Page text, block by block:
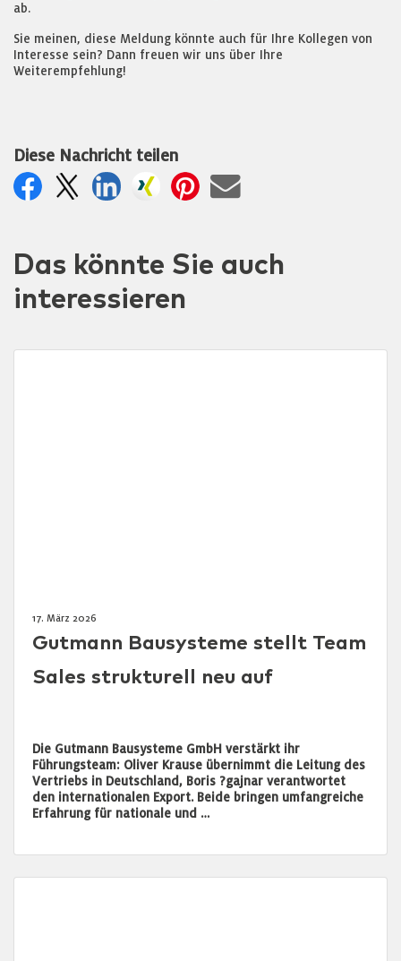
ab.
Sie meinen, diese Meldung könnte auch für Ihre Kollegen von
Interesse sein? Dann freuen wir uns über Ihre
Weiterempfehlung!
Diese Nachricht teilen
Das könnte Sie auch
interessieren
17. März 2026
Gutmann Bausysteme stellt Team
Sales strukturell neu auf
Die Gutmann Bausysteme GmbH verstärkt ihr
Führungsteam: Oliver Krause übernimmt die Leitung des
Vertriebs in Deutschland, Boris ?gajnar verantwortet
den internationalen Export. Beide bringen umfangreiche
Erfahrung für nationale und …